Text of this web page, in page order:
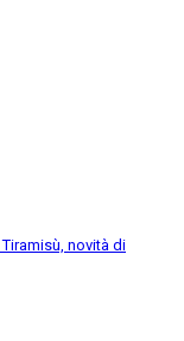
novità di